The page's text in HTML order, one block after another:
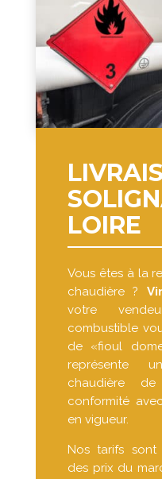
LOIRE
Vous êtes à la
chaudière ?
votre
combustible
de «fioul
représente
chaudière
conformité
en vigueur.
Nos tarifs sont
des prix du